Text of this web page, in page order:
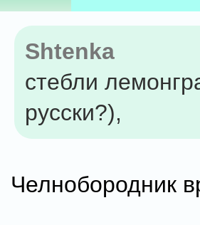
Shtenka
стебли
русски?),
Челнобородник